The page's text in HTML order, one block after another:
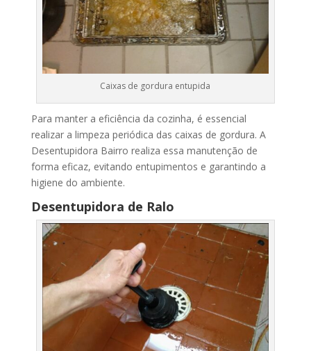
Caixas de gordura entupida
Para manter a eficiência da cozinha, é essencial
realizar a limpeza periódica das caixas de gordura. A
Desentupidora Bairro realiza essa manutenção de
forma eficaz, evitando entupimentos e garantindo a
higiene do ambiente.
Desentupidora de Ralo